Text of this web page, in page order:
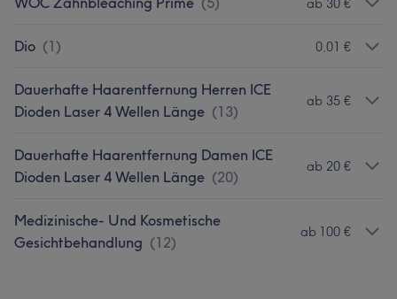
Dio (1) 0,01 €
Dauerhafte Haarentfernung Herren ICE
Dioden Laser 4 Wellen Länge (13)
ab 35 €
Dauerhafte Haarentfernung Damen ICE
Dioden Laser 4 Wellen Länge (20)
ab 20 €
Medizinische- Und Kosmetische
Gesichtbehandlung (12)
ab 100 €